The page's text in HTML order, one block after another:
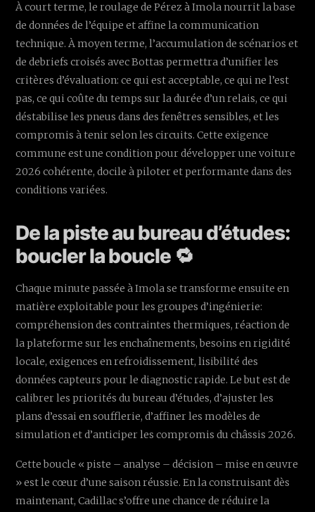
À court terme, le roulage de Pérez à Imola nourrit la base
de données de l’équipe et affine la communication
technique. À moyen terme, l’accumulation de scénarios et
de debriefs croisés avec Bottas permettra d’unifier les
critères d’évaluation: ce qui est acceptable, ce qui ne l’est
pas, ce qui coûte du temps sur la durée d’un relais, ce qui
déstabilise les pneus dans des fenêtres sensibles, et les
compromis à tenir selon les circuits. Cette exigence
commune est une condition pour développer une voiture
2026 cohérente, docile à piloter et performante dans des
conditions variées.
De la piste au bureau d’études:
boucler la boucle 🔁
Chaque minute passée à Imola se transforme ensuite en
matière exploitable pour les groupes d’ingénierie:
compréhension des contraintes thermiques, réaction de
la plateforme sur les enchaînements, besoins en rigidité
locale, exigences en refroidissement, lisibilité des
données capteurs pour le diagnostic rapide. Le but est de
calibrer les priorités du bureau d’études, d’ajuster les
plans d’essai en soufflerie, d’affiner les modèles de
simulation et d’anticiper les compromis du châssis 2026.
Cette boucle « piste – analyse – décision – mise en œuvre
» est le cœur d’une saison réussie. En la construisant dès
maintenant, Cadillac s’offre une chance de réduire la